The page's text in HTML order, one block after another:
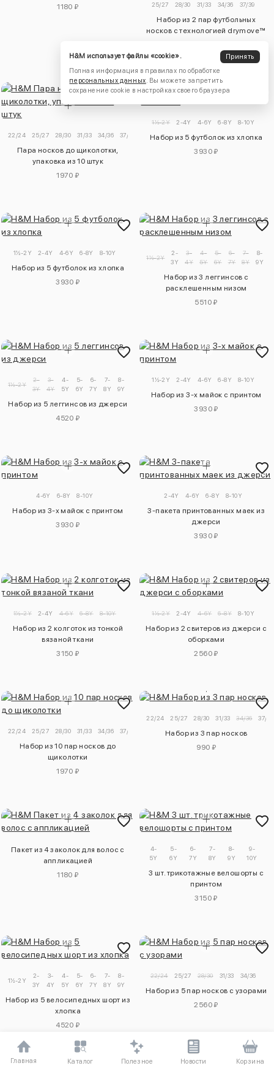
1180 ₽
25/27 28/30 31/33 34/36 37/39
Набор из 2 пар футбольных
носков с технологией drymove™
22/24 25/27 28/30 31/33 34/36 37/39
Пара носков до щиколотки,
упаковка из 10 штук
1970 ₽
1½-2Y 2-4Y 4-6Y 6-8Y 8-10Y
Набор из 5 футболок из хлопка
3930 ₽
1½-2Y 2-4Y 4-6Y 6-8Y 8-10Y
Набор из 5 футболок из хлопка
3930 ₽
1½-2Y
2-
3Y
3-
4Y
4-
5Y
5-
6Y
6-
7Y
7-
8Y
8-
9Y
Набор из 3 леггинсов с
расклешенным низом
5510 ₽
1½-2Y
2-
3Y
3-
4Y
4-
5Y
5-
6Y
6-
7Y
7-
8Y
8-
9Y
Набор из 5 леггинсов из джерси
4520 ₽
1½-2Y 2-4Y 4-6Y 6-8Y 8-10Y
Набор из 3-х майок с принтом
3930 ₽
4-6Y 6-8Y 8-10Y
Набор из 3-х майок с принтом
3930 ₽
2-4Y 4-6Y 6-8Y 8-10Y
3-пакета принтованных маек из
джерси
3930 ₽
1½-2Y 2-4Y 4-6Y 6-8Y 8-10Y
Набор из 2 колготок из тонкой
вязаной ткани
3150 ₽
1½-2Y 2-4Y 4-6Y 6-8Y 8-10Y
Набор из 2 свитеров из джерси с
оборками
2560 ₽
22/24 25/27 28/30 31/33 34/36 37/39
Набор из 10 пар носков до
щиколотки
1970 ₽
22/24 25/27 28/30 31/33 34/36 37/39
Набор из 3 пар носков
990 ₽
Пакет из 4 заколок для волос с
аппликацией
1180 ₽
4-
5Y
5-
6Y
6-
7Y
7-
8Y
8-
9Y
9-
10Y
3 шт. трикотажные велошорты с
принтом
3150 ₽
1½-2Y
2-
3Y
3-
4Y
4-
5Y
5-
6Y
6-
7Y
7-
8Y
8-
9Y
Набор из 5 велосипедных шорт из
хлопка
4520 ₽
22/24 25/27 28/30 31/33 34/36
Набор из 5 пар носков с узорами
2560 ₽
Главная Каталог Полезное Новости Корзина
H&M использует файлы «cookie».
Принять
Полная информация в правилах по обработке
персональных данных. Вы можете запретить
сохранение cookie в настройках своего браузера